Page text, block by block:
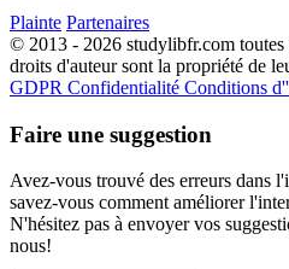
Plainte Partenaires
© 2013 - 2026 studylibfr.com toutes
droits d'auteur sont la propriété de
GDPR Confidentialité Conditions
Faire une suggestion
Avez-vous trouvé des erreurs dans
savez-vous comment améliorer
N'hésitez pas à envoyer vos
nous!